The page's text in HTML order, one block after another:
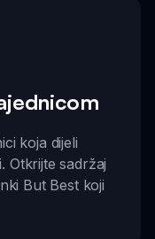
koja dijeli
Otkrijte sadržaj
But Best koji